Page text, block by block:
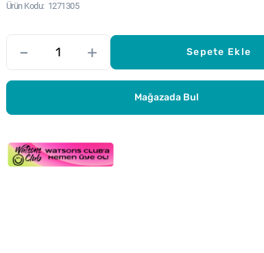
Ürün Kodu 1271305
– + Sepete Ekle
Mağazada Bul